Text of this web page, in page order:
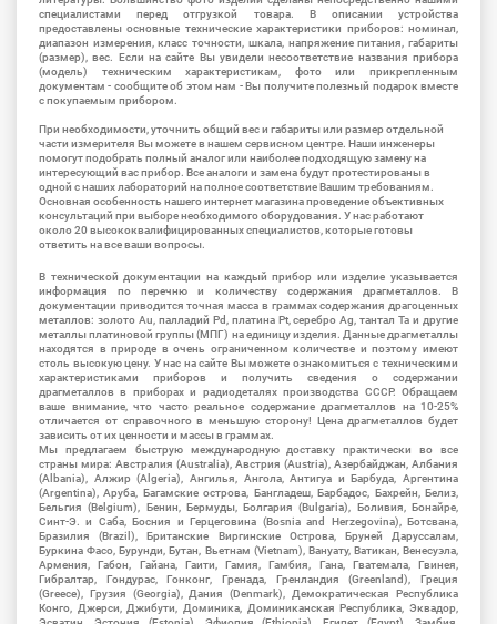
специалистами перед отгрузкой товара. В описании устройства
предоставлены основные технические характеристики приборов: номинал,
диапазон измерения, класс точности, шкала, напряжение питания, габариты
(размер), вес. Если на сайте Вы увидели несоответствие названия прибора
(модель) техническим характеристикам, фото или прикрепленным
документам - сообщите об этом нам - Вы получите полезный подарок вместе
с покупаемым прибором.
При необходимости, уточнить общий вес и габариты или размер отдельной
части измерителя Вы можете в нашем сервисном центре. Наши инженеры
помогут подобрать полный аналог или наиболее подходящую замену на
интересующий вас прибор. Все аналоги и замена будут протестированы в
одной с наших лабораторий на полное соответствие Вашим требованиям.
Основная особенность нашего интернет магазина проведение объективных
консультаций при выборе необходимого оборудования. У нас работают
около 20 высококвалифицированных специалистов, которые готовы
ответить на все ваши вопросы.
В технической документации на каждый прибор или изделие указывается
информация по перечню и количеству содержания драгметаллов. В
документации приводится точная масса в граммах содержания драгоценных
металлов: золото Au, палладий Pd, платина Pt, серебро Ag, тантал Ta и другие
металлы платиновой группы (МПГ) на единицу изделия. Данные драгметаллы
находятся в природе в очень ограниченном количестве и поэтому имеют
столь высокую цену. У нас на сайте Вы можете ознакомиться с техническими
характеристиками приборов и получить сведения о содержании
драгметаллов в приборах и радиодеталях производства СССР. Обращаем
ваше внимание, что часто реальное содержание драгметаллов на 10-25%
отличается от справочного в меньшую сторону! Цена драгметаллов будет
зависить от их ценности и массы в граммах.
Мы предлагаем быструю международную доставку практически во все
страны мира: Австралия (Australia), Австрия (Austria), Азербайджан, Албания
(Albania), Алжир (Algeria), Ангилья, Ангола, Антигуа и Барбуда, Аргентина
(Argentina), Аруба, Багамские острова, Бангладеш, Барбадос, Бахрейн, Белиз,
Бельгия (Belgium), Бенин, Бермуды, Болгария (Bulgaria), Боливия, Бонайре,
Синт-Э. и Саба, Босния и Герцеговина (Bosnia and Herzegovina), Ботсвана,
Бразилия (Brazil), Британские Виргинские Острова, Бруней Даруссалам,
Буркина Фасо, Бурунди, Бутан, Вьетнам (Vietnam), Вануату, Ватикан, Венесуэла,
Армения, Габон, Гайана, Гаити, Гамия, Гамбия, Гана, Гватемала, Гвинея,
Гибралтар, Гондурас, Гонконг, Гренада, Гренландия (Greenland), Греция
(Greece), Грузия (Georgia), Дания (Denmark), Демократическая Республика
Конго, Джерси, Джибути, Доминика, Доминиканская Республика, Эквадор,